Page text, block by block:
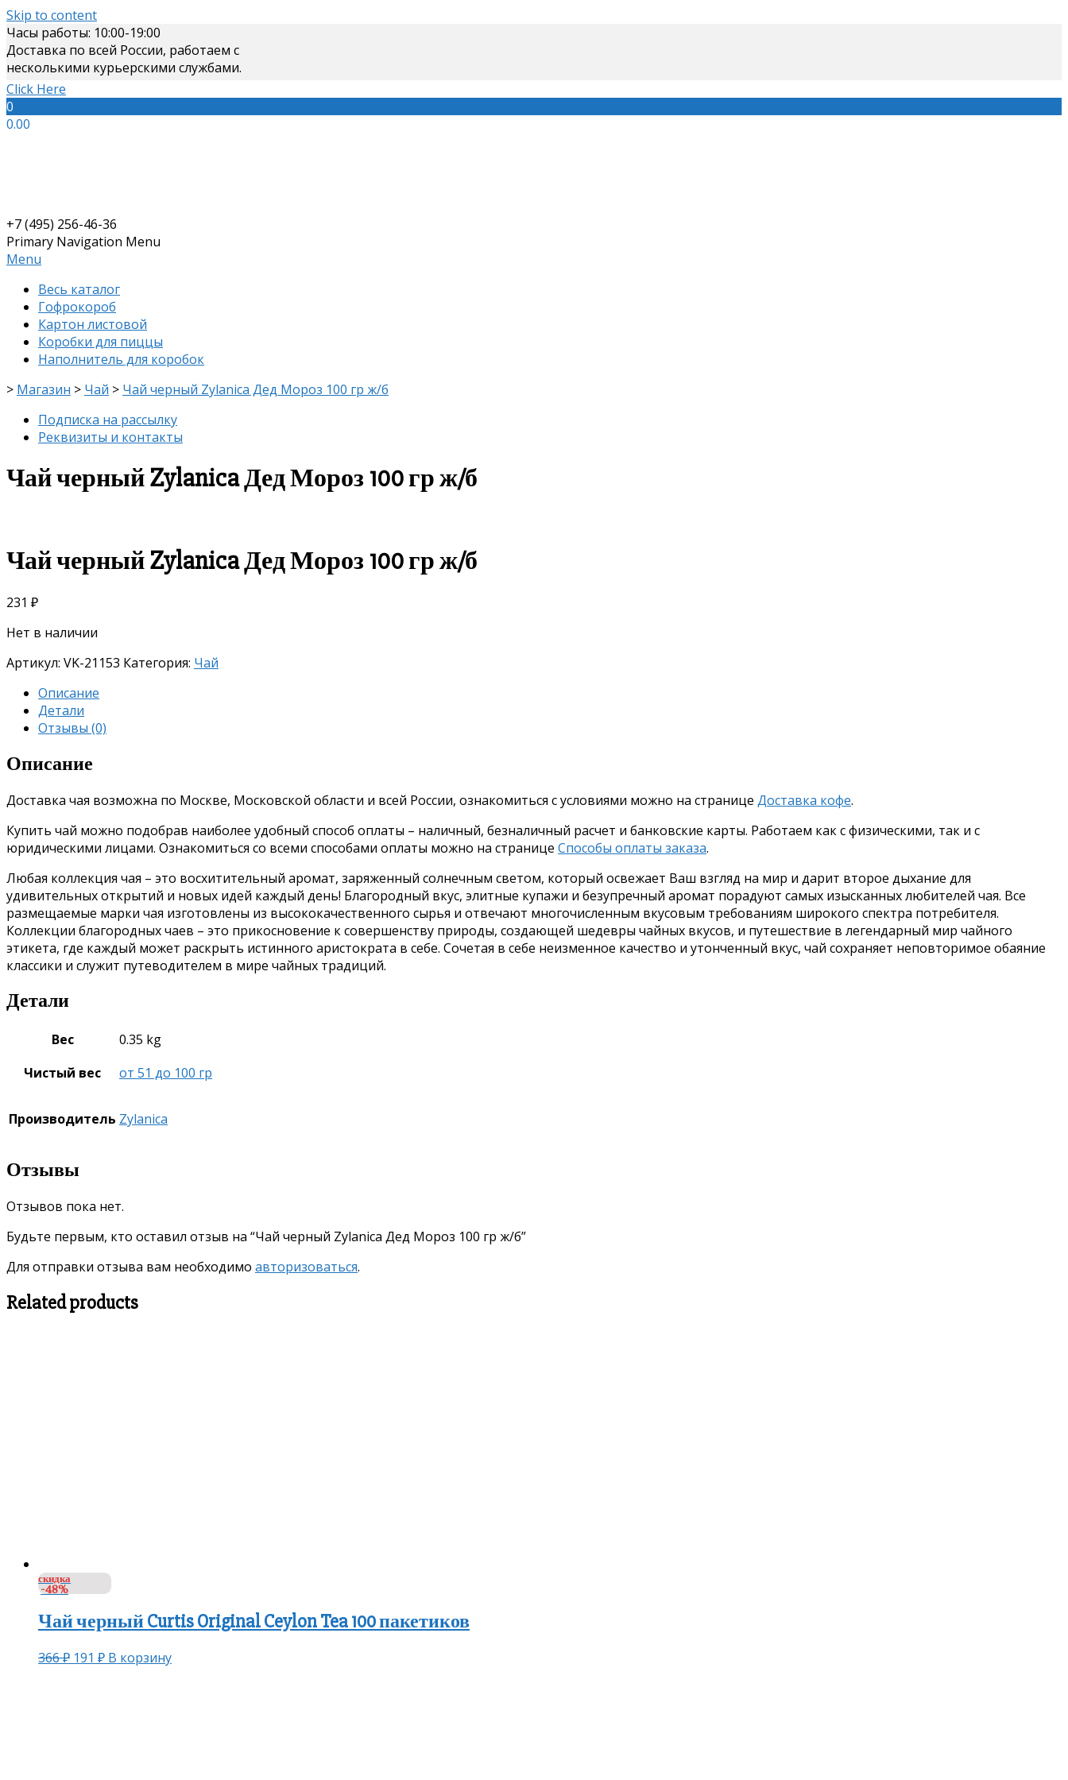
Skip to content
Часы работы: 10:00-19:00
Доставка по всей России, работаем с
несколькими курьерскими службами.
Click Here
0
0.00
+7 (495) 256-46-36
Primary Navigation Menu
Menu
Весь каталог
Гофрокороб
Картон листовой
Коробки для пиццы
Наполнитель для коробок
> Магазин > Чай > Чай черный Zylanica Дед Мороз 100 гр ж/б
Подписка на рассылку
Реквизиты и контакты
Чай черный Zylanica Дед Мороз 100 гр ж/б
Чай черный Zylanica Дед Мороз 100 гр ж/б
231 ₽
Нет в наличии
Артикул: VK-21153 Категория: Чай
Описание
Детали
Отзывы (0)
Описание
Доставка чая возможна по Москве, Московской области и всей России, ознакомиться с условиями можно на странице Доставка кофе.
Купить чай можно подобрав наиболее удобный способ оплаты – наличный, безналичный расчет и банковские карты. Работаем как с физическими, так и с
юридическими лицами. Ознакомиться со всеми способами оплаты можно на странице Способы оплаты заказа.
Любая коллекция чая – это восхитительный аромат, заряженный солнечным светом, который освежает Ваш взгляд на мир и дарит второе дыхание для
удивительных открытий и новых идей каждый день! Благородный вкус, элитные купажи и безупречный аромат порадуют самых изысканных любителей чая. Все
размещаемые марки чая изготовлены из высококачественного сырья и отвечают многочисленным вкусовым требованиям широкого спектра потребителя.
Коллекции благородных чаев – это прикосновение к совершенству природы, создающей шедевры чайных вкусов, и путешествие в легендарный мир чайного
этикета, где каждый может раскрыть истинного аристократа в себе. Сочетая в себе неизменное качество и утонченный вкус, чай сохраняет неповторимое обаяние
классики и служит путеводителем в мире чайных традиций.
Детали
Вес
0.35 kg
Чистый вес
от 51 до 100 гр
Производитель Zylanica
Отзывы
Отзывов пока нет.
Будьте первым, кто оставил отзыв на “Чай черный Zylanica Дед Мороз 100 гр ж/б”
Для отправки отзыва вам необходимо авторизоваться.
Related products
скидка
-48%
Чай черный Curtis Original Ceylon Tea 100 пакетиков
366₽ 191 ₽ В корзину